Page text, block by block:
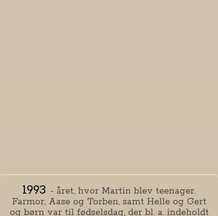
1993 - året, hvor Martin blev teenager.
Farmor, Aase og Torben, samt Helle og Gert
og børn var til fødselsdag, der bl. a. indeholdt